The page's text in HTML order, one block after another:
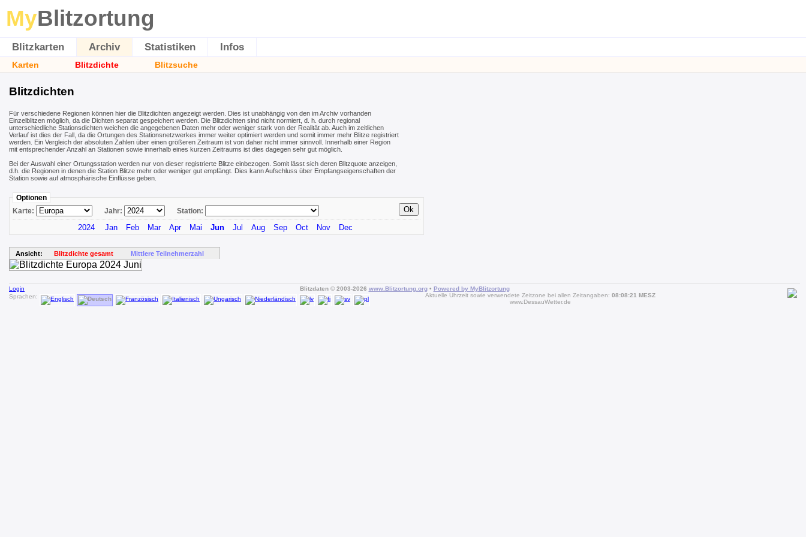
MyBlitzortung
Blitzkarten Archiv Statistiken Infos
Karten Blitzdichte Blitzsuche
Blitzdichten
Für verschiedene Regionen können hier die Blitzdichten angezeigt werden. Dies ist unabhängig von den im Archiv vorhanden
Einzelblitzen möglich, da die Dichten separat gespeichert werden. Die Blitzdichten sind nicht normiert, d. h. durch regional
unterschiedliche Stationsdichten weichen die angegebenen Daten mehr oder weniger stark von der Realität ab. Auch im zeitlichen
Verlauf ist dies der Fall, da die Ortungen des Stationsnetzwerkes immer weiter optimiert werden und somit immer mehr Blitze registriert
werden. Ein Vergleich der absoluten Zahlen über einen größeren Zeitraum ist von daher nicht immer sinnvoll. Innerhalb einer Region
mit entsprechender Anzahl an Stationen sowie innerhalb eines kurzen Zeitraums ist dies dagegen sehr gut möglich.
Bei der Auswahl einer Ortungsstation werden nur von dieser registrierte Blitze einbezogen. Somit lässt sich deren Blitzquote anzeigen,
d.h. die Regionen in denen die Station Blitze mehr oder weniger gut empfängt. Dies kann Aufschluss über Empfangseigenschaften der
Station sowie auf atmosphärische Einflüsse geben.
Optionen
Karte:
Jahr: Station:
2024 Jan Feb Mar Apr Mai Jun Jul Aug Sep Oct Nov Dec
Ansicht: Blitzdichte gesamt Mittlere Teilnehmerzahl
Login
Sprachen:
Blitzdaten © 2003-2026 www.Blitzortung.org• Powered by MyBlitzortung
Aktuelle Uhrzeit sowie verwendete Zeitzone bei allen Zeitangaben: 08:08:21 MESZ
www.DessauWetter.de